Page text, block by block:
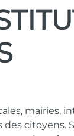
citoyens.